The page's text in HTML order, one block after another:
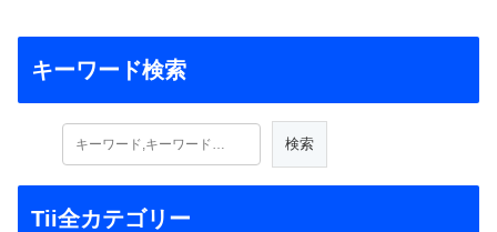
キーワード検索
Tii全カテゴリー